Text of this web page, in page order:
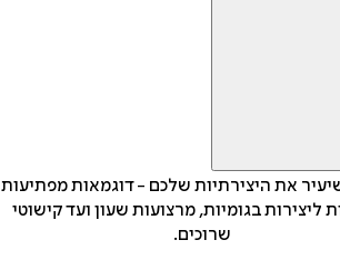
את היצירתיות שלכם - דוגמאות מפתיעות
ליצירות בגומיות, מרצועות שעון ועד קישוטי
שרוכים.